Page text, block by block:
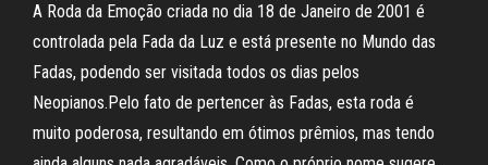
A Roda da Emoção criada no dia 18 de Janeiro de 2001 é
controlada pela Fada da Luz e está presente no Mundo das
Fadas, podendo ser visitada todos os dias pelos
Neopianos.Pelo fato de pertencer às Fadas, esta roda é
muito poderosa, resultando em ótimos prêmios, mas tendo